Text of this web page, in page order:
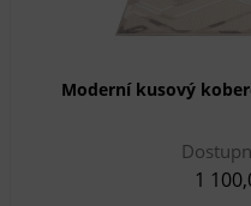
Moderní kusový
1